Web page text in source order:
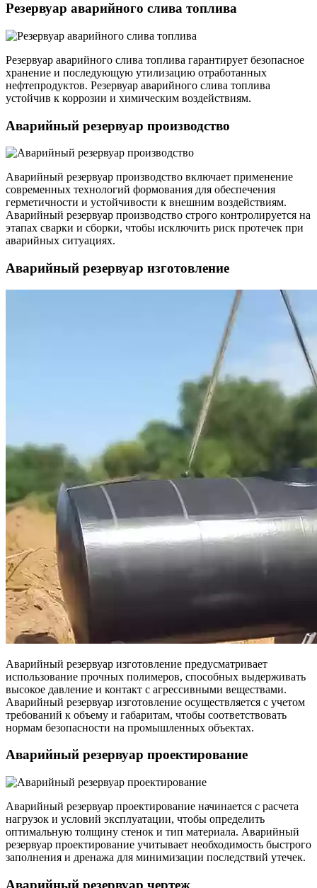
Резервуар аварийного слива топлива
Резервуар аварийного слива топлива гарантирует безопасное
хранение и последующую утилизацию отработанных
нефтепродуктов. Резервуар аварийного слива топлива
устойчив к коррозии и химическим воздействиям.
Аварийный резервуар производство
Аварийный резервуар производство включает применение
современных технологий формования для обеспечения
герметичности и устойчивости к внешним воздействиям.
Аварийный резервуар производство строго контролируется на
этапах сварки и сборки, чтобы исключить риск протечек при
аварийных ситуациях.
Аварийный резервуар изготовление
Аварийный резервуар изготовление предусматривает
использование прочных полимеров, способных выдерживать
высокое давление и контакт с агрессивными веществами.
Аварийный резервуар изготовление осуществляется с учетом
требований к объему и габаритам, чтобы соответствовать
нормам безопасности на промышленных объектах.
Аварийный резервуар проектирование
Аварийный резервуар проектирование начинается с расчета
нагрузок и условий эксплуатации, чтобы определить
оптимальную толщину стенок и тип материала. Аварийный
резервуар проектирование учитывает необходимость быстрого
заполнения и дренажа для минимизации последствий утечек.
Аварийный резервуар чертеж